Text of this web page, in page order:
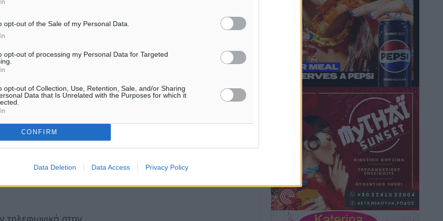
opt-out of the Sale of my Personal Data.
opt-out of processing my Personal Data for Targeted
opt-out of Collection, Use, Retention, Sale, and/or Sharing
Data that Is Unrelated with the Purposes for which it
CONFIRM
Data Deletion Data Access Privacy Policy
προσπάθησαν να
το σύστημα επανέφερε
ή του ξενοδόχου
συνεργάτες ότι οι
να τροποποιούνται
αλλά απαιτείται
Φώτης Γιαννακός στον RV: Με
αυξημένες πληρότητες η Λέρος, στόχος
η επιμήκυνση της τουριστικής σεζόν
στο νησί
Τοπικές Ειδήσεις πριν 3 ώρες
Α.Σ. Ρόδος: Πρώτη… στην νέα σελίδα
των «ελαφιών» (φωτορεπορτάζ)
πριν 3 ώρες
Στίβος: Οι βαθμολογίες των συλλόγων
της Δωδεκανήσου
πριν 3 ώρες
Νέες ταυτότητες: Ποιοι πρέπει να τις
αλλάξουν άμεσα και ποιοι όχι
Ειδήσεις• πριν 3 ώρες